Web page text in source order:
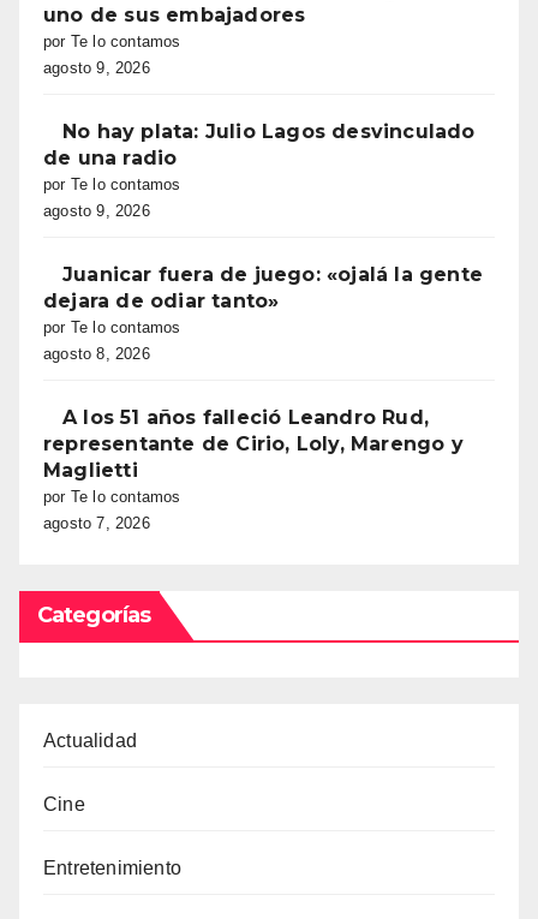
uno de sus embajadores
por Te lo contamos
agosto 9, 2026
No hay plata: Julio Lagos desvinculado
de una radio
por Te lo contamos
agosto 9, 2026
Juanicar fuera de juego: «ojalá la gente
dejara de odiar tanto»
por Te lo contamos
agosto 8, 2026
A los 51 años falleció Leandro Rud,
representante de Cirio, Loly, Marengo y
Maglietti
por Te lo contamos
agosto 7, 2026
Categorías
Actualidad
Cine
Entretenimiento